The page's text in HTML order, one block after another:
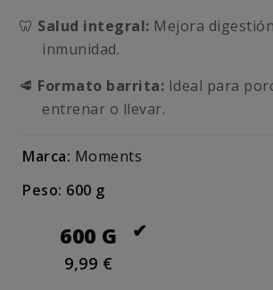
🦷 Salud integral: Mejora
inmunidad.
🥩 Formato barrita: Ideal para
entrenar o llevar.
Marca: Moments
Peso: 600 g
600 G
9,99 €